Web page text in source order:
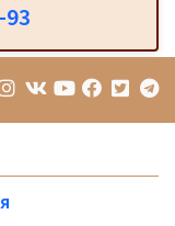
93